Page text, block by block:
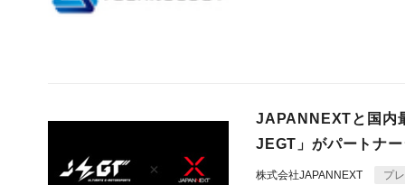
JAPANNEXTと国内
JEGT」がパートナ
株式会社JAPANNEXT プ